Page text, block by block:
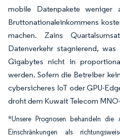
mobile Datenpakete weniger
Bruttonationaleinkommens
machen. Zains
Datenverkehr stagnierend,
Gigabytes nicht in
werden. Sofern die Betreiber
cybersicheres IoT oder GPU-
droht dem Kuwait Telecom
*Unsere Prognosen behandeln die
Einschränkungen als